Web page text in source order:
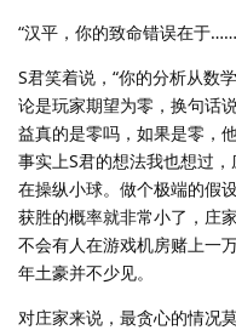
“汉平，你的致命错误在于
S君笑着说，“你的分析从数
论是玩家期望为零，换句话
益真的是零吗，如果是零，
事实上S君的想法我也想过
在操纵小球。做个极端的假
获胜的概率就非常小了，庄
不会有人在游戏机房赌上一
年土豪并不少见。
对庄家来说，最贪心的情况